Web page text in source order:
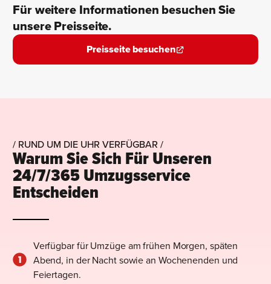
Für weitere Informationen besuchen Sie
unsere Preisseite.
Preisseite besuchen
/ RUND UM DIE UHR VERFÜGBAR /
Warum Sie Sich Für Unseren
24/7/365 Umzugsservice
Entscheiden
Verfügbar für Umzüge am frühen Morgen, späten
Abend, in der Nacht sowie an Wochenenden und
Feiertagen.